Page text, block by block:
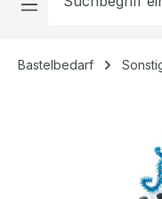
Bastelbedarf
Bildergalerie